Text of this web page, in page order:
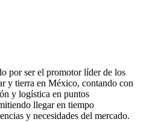
por ser el promotor líder de los
y tierra en México, contando con
y logística en puntos
llegar en tiempo
y necesidades del mercado.